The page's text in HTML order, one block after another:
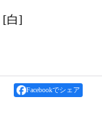
[白]
Facebookでシェア